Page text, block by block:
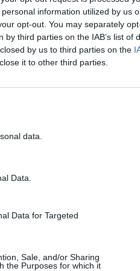
information utilized by us
opt-out. You may separately
third parties on the IAB’s list of
by us to third parties on the
it to other third parties.
data.
Data.
Data for Targeted
Sale, and/or Sharing
the Purposes for which it
της με το
ανακοίνωσε την
την οποία πήρε
της πορείας της.